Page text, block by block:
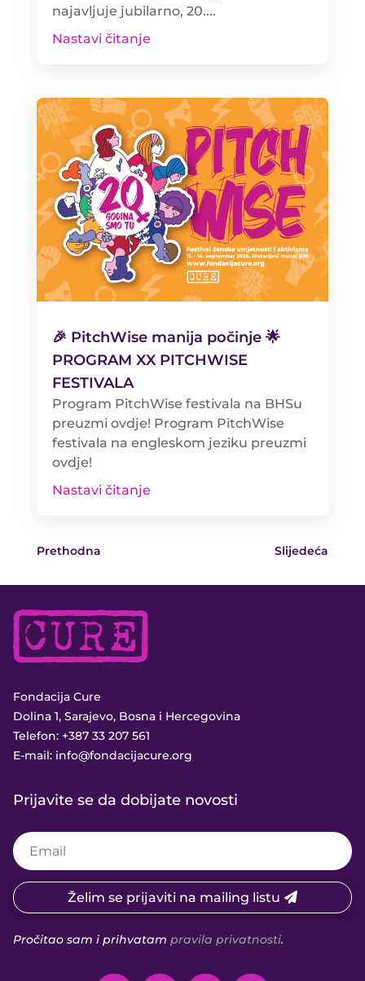
najavljuje jubilarno, 20....
Nastavi čitanje
🎉 PitchWise manija počinje 🌟
PROGRAM XX PITCHWISE
FESTIVALA
Program PitchWise festivala na BHSu
preuzmi ovdje! Program PitchWise
festivala na engleskom jeziku preuzmi
ovdje!
Nastavi čitanje
Prethodna Slijedeća
Fondacija Cure
Dolina 1, Sarajevo, Bosna i Hercegovina
Telefon: +387 33 207 561
E-mail: info@fondacijacure.org
Prijavite se da dobijate novosti
Želim se prijaviti na mailing listu
Pročitao sam i prihvatam pravila privatnosti.